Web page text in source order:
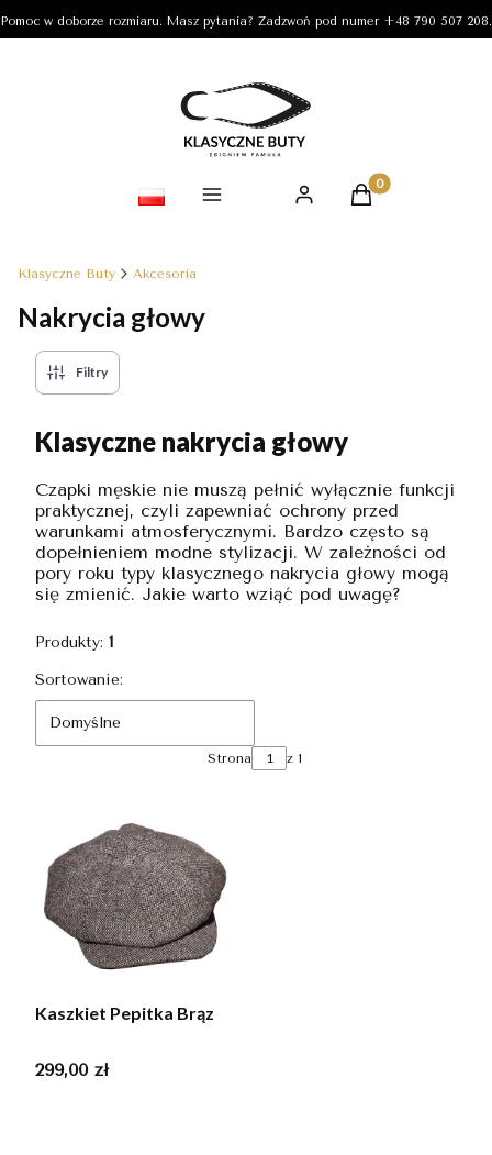
Pomoc w doborze rozmiaru. Masz pytania? Zadzwoń pod numer +48 790 507 208.
Produkty w
Klasyczne Buty Akcesoria
Nakrycia głowy
Filtry
Klasyczne nakrycia głowy
Czapki męskie nie muszą pełnić wyłącznie funkcji
praktycznej, czyli zapewniać ochrony przed
warunkami atmosferycznymi. Bardzo często są
dopełnieniem modne stylizacji. W zależności od
pory roku typy klasycznego nakrycia głowy mogą
się zmienić. Jakie warto wziąć pod uwagę?
Produkty: 1
Lista produktów
Sortowanie:
Domyślne
Strona z 1
Kaszkiet Pepitka Brąz
Cena
299,00 zł